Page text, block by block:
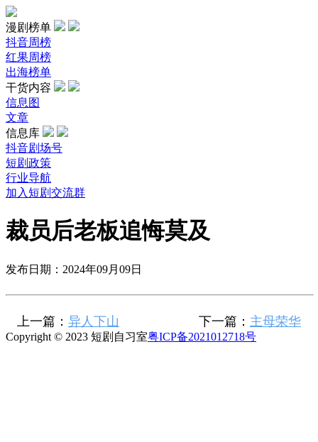
漫剧榜单
抖音周榜
红果周榜
出海榜单
干货内容
信息图
文章
信息库
抖音剧场号
短剧政策
行业导航
加入短剧交流群
裁员后老板追悔莫及
发布日期：2024年09月09日
上一篇： 异人下山 下一篇： 主母荣华
Copyright © 2023 短剧自习室粤ICP备2021012718号